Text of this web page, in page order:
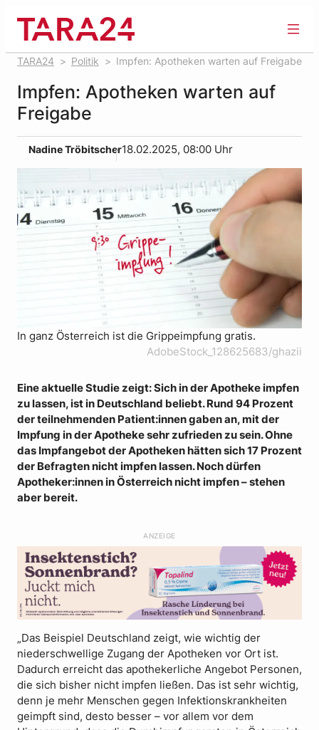
springen
TARA24 Politik Impfen: Apotheken warten auf Freigabe
Impfen: Apotheken warten auf
Freigabe
Nadine Tröbitscher18.02.2025, 08:00 Uhr
In ganz Österreich ist die Grippeimpfung gratis.
AdobeStock_128625683/ghazii
Eine aktuelle Studie zeigt: Sich in der Apotheke impfen
zu lassen, ist in Deutschland beliebt. Rund 94 Prozent
der teilnehmenden Patient:innen gaben an, mit der
Impfung in der Apotheke sehr zufrieden zu sein. Ohne
das Impfangebot der Apotheken hätten sich 17 Prozent
der Befragten nicht impfen lassen. Noch dürfen
Apotheker:innen in Österreich nicht impfen – stehen
aber bereit.
ANZEIGE
„Das Beispiel Deutschland zeigt, wie wichtig der
niederschwellige Zugang der Apotheken vor Ort ist.
Dadurch erreicht das apothekerliche Angebot Personen,
die sich bisher nicht impfen ließen. Das ist sehr wichtig,
denn je mehr Menschen gegen Infektionskrankheiten
geimpft sind, desto besser – vor allem vor dem